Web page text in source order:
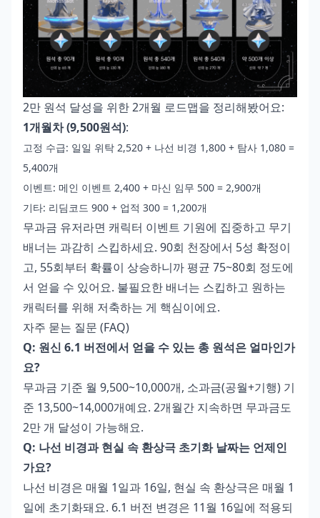
2만 원석 달성을 위한 2개월 로드맵을 정리해봤어요:
1개월차 (9,500원석):
고정 수급: 일일 위탁 2,520 + 나선 비경 1,800 + 탐사 1,080 =
5,400개
이벤트: 메인 이벤트 2,400 + 마신 임무 500 = 2,900개
기타: 리딤코드 900 + 업적 300 = 1,200개
무과금 유저라면 캐릭터 이벤트 기원에 집중하고 무기
배너는 과감히 스킵하세요. 90회 천장에서 5성 확정이
고, 55회부터 확률이 상승하니까 평균 75~80회 정도에
서 얻을 수 있어요. 불필요한 배너는 스킵하고 원하는
캐릭터를 위해 저축하는 게 핵심이에요.
자주 묻는 질문 (FAQ)
Q: 원신 6.1 버전에서 얻을 수 있는 총 원석은 얼마인가
요?
무과금 기준 월 9,500~10,000개, 소과금(공월+기행) 기
준 13,500~14,000개예요. 2개월간 지속하면 무과금도
2만 개 달성이 가능해요.
Q: 나선 비경과 현실 속 환상극 초기화 날짜는 언제인
가요?
나선 비경은 매월 1일과 16일, 현실 속 환상극은 매월 1
일에 초기화돼요. 6.1 버전 변경은 11월 16일에 적용되